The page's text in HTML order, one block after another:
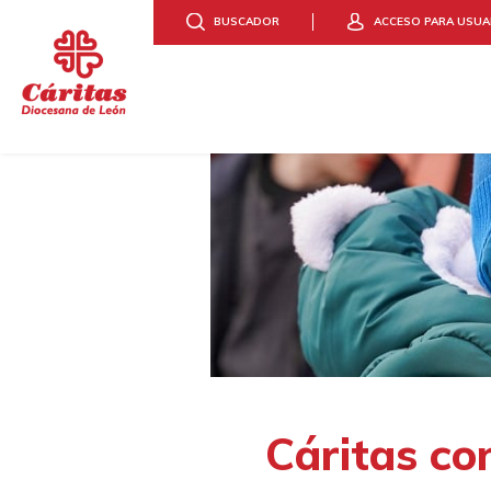
BUSCADOR ACCESO PARA
HAZTE VOLUNTARIO/A
Cáritas